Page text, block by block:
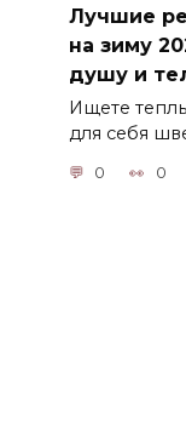
Лучшие
на зиму
душу и
Ищете
для себя
0 0